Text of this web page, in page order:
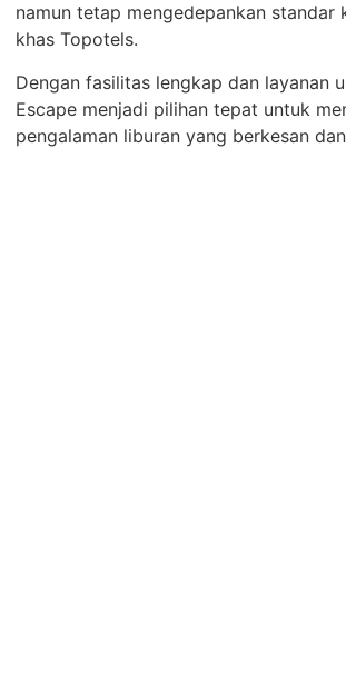
namun tetap mengedepankan standar
khas Topotels.
Dengan fasilitas lengkap dan layanan
Escape menjadi pilihan tepat untuk
pengalaman liburan yang berkesan